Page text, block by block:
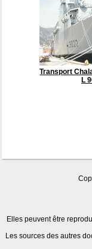
Transport
L
Elles peuvent être
Les sources des autres